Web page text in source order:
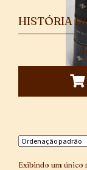
HISTÓRIA
Exibindo um único